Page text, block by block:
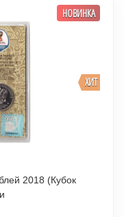
ХИТ
НОВИНКА
2018 (Кубок